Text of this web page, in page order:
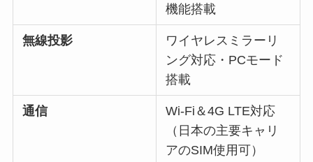
機能搭載
無線投影
ワイヤレスミラーリ
ング対応・PCモード
搭載
通信
Wi-Fi＆4G LTE対応
（日本の主要キャリ
アのSIM使用可）